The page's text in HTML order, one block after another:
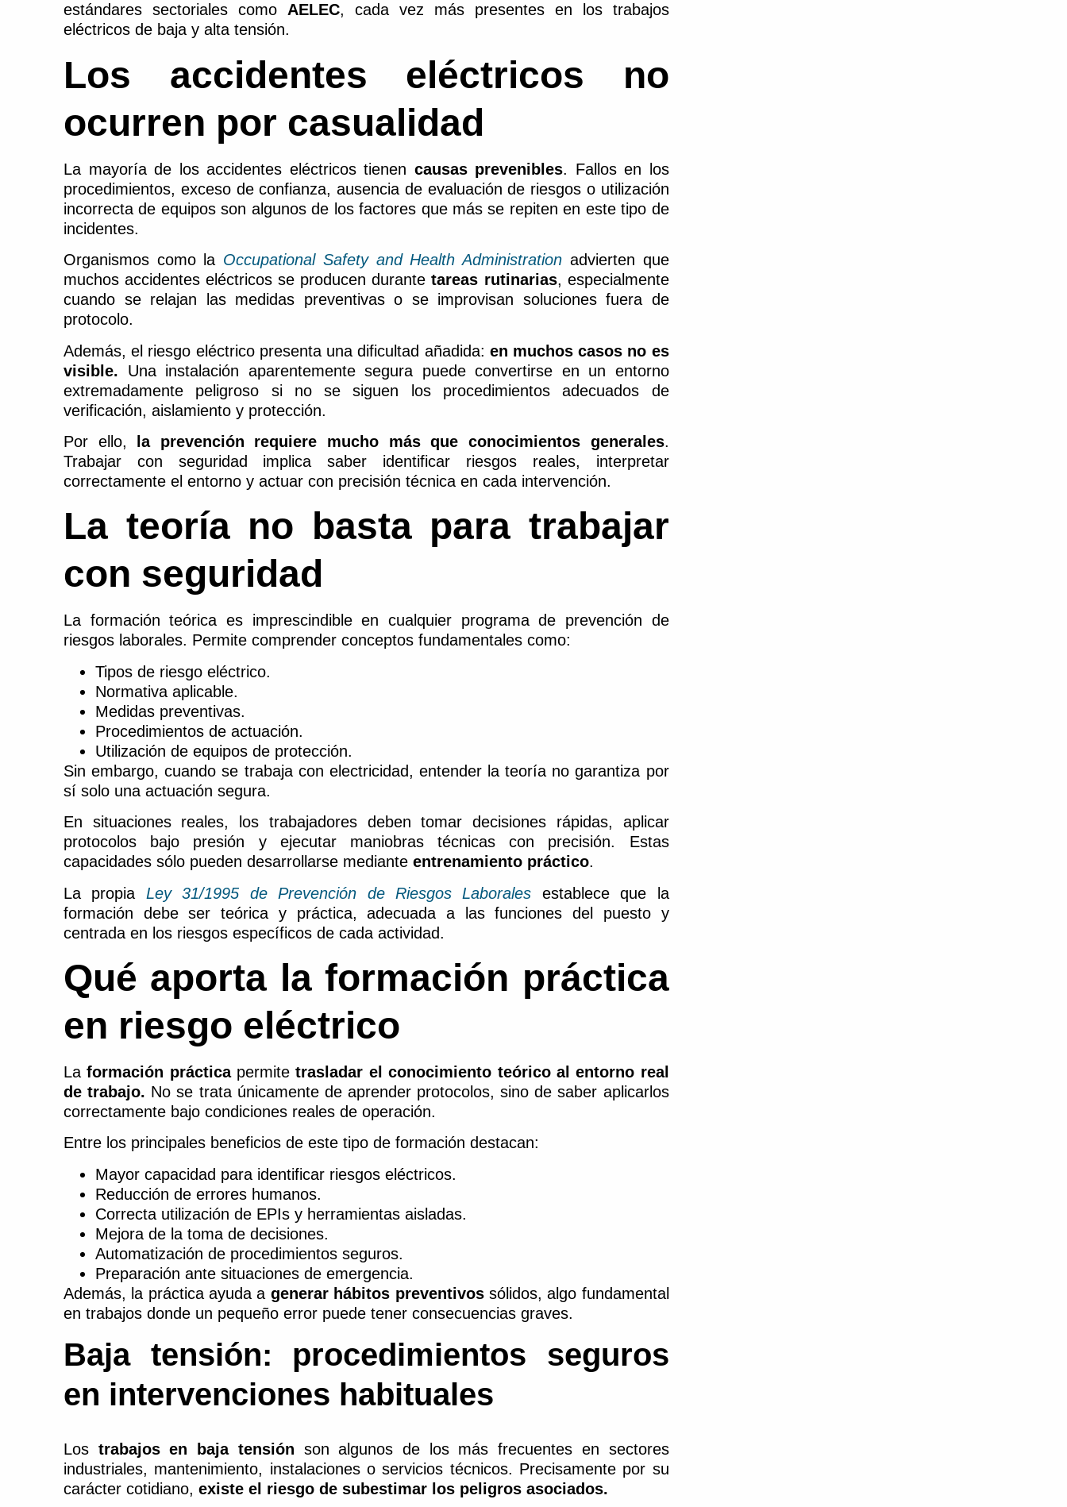
estándares sectoriales como AELEC, cada vez más presentes en los trabajos
eléctricos de baja y alta tensión.
Los accidentes eléctricos no
ocurren por casualidad
La mayoría de los accidentes eléctricos tienen causas prevenibles. Fallos en los
procedimientos, exceso de confianza, ausencia de evaluación de riesgos o utilización
incorrecta de equipos son algunos de los factores que más se repiten en este tipo de
incidentes.
Organismos como la Occupational Safety and Health Administration advierten que
muchos accidentes eléctricos se producen durante tareas rutinarias, especialmente
cuando se relajan las medidas preventivas o se improvisan soluciones fuera de
protocolo.
Además, el riesgo eléctrico presenta una dificultad añadida: en muchos casos no es
visible. Una instalación aparentemente segura puede convertirse en un entorno
extremadamente peligroso si no se siguen los procedimientos adecuados de
verificación, aislamiento y protección.
Por ello,
la prevención requiere mucho más que conocimientos generales.
Trabajar con seguridad implica saber identificar riesgos reales, interpretar
correctamente el entorno y actuar con precisión técnica en cada intervención.
La teoría no basta para trabajar
con seguridad
La formación teórica es imprescindible en cualquier programa de prevención de
riesgos laborales. Permite comprender conceptos fundamentales como:
Tipos de riesgo eléctrico.
Normativa aplicable.
Medidas preventivas.
Procedimientos de actuación.
Utilización de equipos de protección.
Sin embargo, cuando se trabaja con electricidad, entender la teoría no garantiza por
sí solo una actuación segura.
En situaciones reales, los trabajadores deben tomar decisiones rápidas, aplicar
protocolos bajo presión y ejecutar maniobras técnicas con precisión. Estas
capacidades sólo pueden desarrollarse mediante entrenamiento práctico.
La propia Ley 31/1995 de Prevención de Riesgos Laborales establece que la
formación debe ser teórica y práctica, adecuada a las funciones del puesto y
centrada en los riesgos específicos de cada actividad.
Qué aporta la formación práctica
en riesgo eléctrico
Laformación prácticapermitetrasladar el conocimiento teórico al entorno real
de trabajo. No se trata únicamente de aprender protocolos, sino de saber aplicarlos
correctamente bajo condiciones reales de operación.
Entre los principales beneficios de este tipo de formación destacan:
Mayor capacidad para identificar riesgos eléctricos.
Reducción de errores humanos.
Correcta utilización de EPIs y herramientas aisladas.
Mejora de la toma de decisiones.
Automatización de procedimientos seguros.
Preparación ante situaciones de emergencia.
Además, la práctica ayuda a generar hábitos preventivos sólidos, algo fundamental
en trabajos donde un pequeño error puede tener consecuencias graves.
Baja tensión: procedimientos seguros
en intervenciones habituales
Los trabajos en baja tensión son algunos de los más frecuentes en sectores
industriales, mantenimiento, instalaciones o servicios técnicos. Precisamente por su
carácter cotidiano, existe el riesgo de subestimar los peligros asociados.